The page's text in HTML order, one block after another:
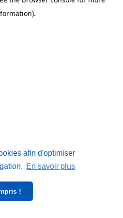
afin d'optimiser
En savoir plus
!
.